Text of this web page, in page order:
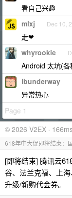
看自己兴趣
mlxj Dec 10,
走❤
whyrookie
Android 太坑(各
lbunderway
异常热心
Page 1
© 2026 V2EX ·
618年中大促即将结束：
[即将结束] 腾讯云
谷、法兰克福、上
升级/新购代金券。